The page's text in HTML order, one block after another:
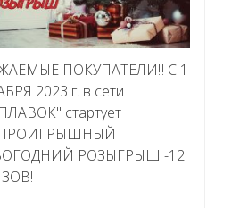
ПОКУПАТЕЛИ‼ С 1
2023 г. в сети
стартует
РОЗЫГРЫШ -12